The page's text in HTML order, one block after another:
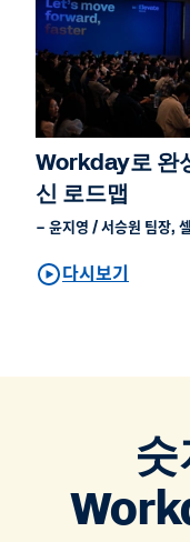
Workday로 완
신 로드맵
– 윤지영 / 서승원 팀장,
다시보기